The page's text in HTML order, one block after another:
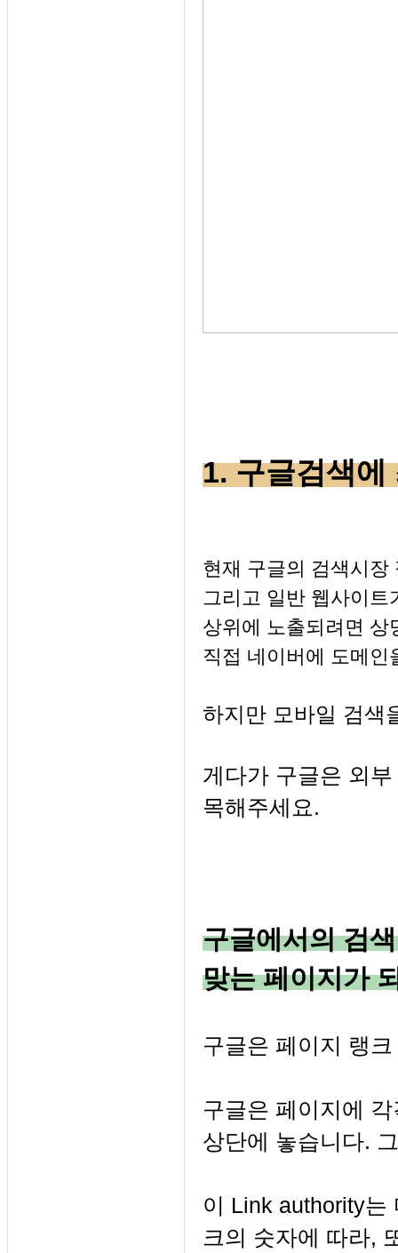
1. 구글검색에
현재 구글의 검색시장
그리고 일반 웹사이
상위에 노출되려면 상
직접 네이버에 도메인
하지만 모바일 검색
게다가 구글은 외
목해주세요.
구글에서의 검
맞는 페이지가
구글은 페이지 랭
구글은 페이지에
상단에 놓습니다.
이 Link authority는
크의 숫자에 따라,